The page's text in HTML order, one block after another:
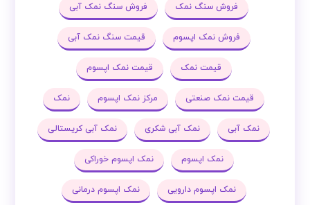
فروش سنگ نمک فروش سنگ نمک آبی
فروش نمک اپسوم قیمت سنگ نمک آبی
قیمت نمک قیمت نمک اپسوم
قیمت نمک صنعتی مرکز نمک اپسوم نمک
نمک آبی نمک آبی شکری نمک آبی کریستالی
نمک اپسوم نمک اپسوم خوراکی
نمک اپسوم دارویی نمک اپسوم درمانی